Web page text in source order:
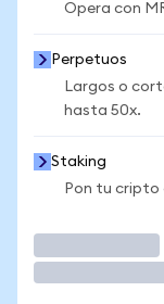
Opera con
Perpetuos
Largos o
hasta 50x.
Staking
Pon tu cripto